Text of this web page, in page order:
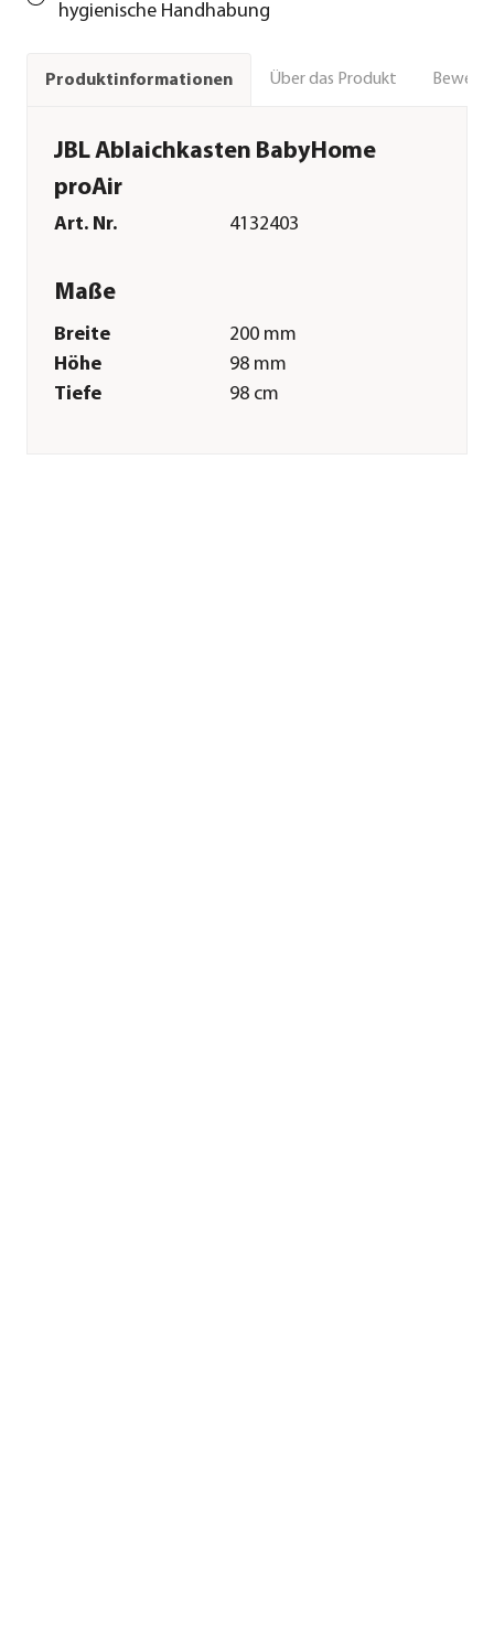
hygienische Handhabung
Produktinformationen Über das Produkt
JBL Ablaichkasten BabyHome
proAir
Art. Nr. 4132403
Maße
Breite
200 mm
Höhe
98 mm
Tiefe
98 cm